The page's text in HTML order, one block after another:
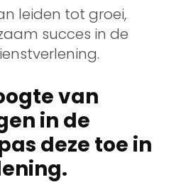
leiden tot groei,
succes in de
van
in de
deze toe in